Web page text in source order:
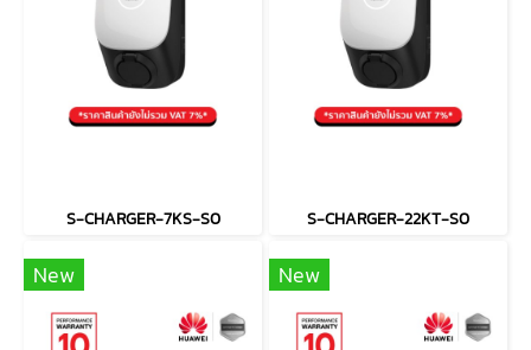
S-CHARGER-7KS-S0 S-CHARGER-22KT-S0
New New